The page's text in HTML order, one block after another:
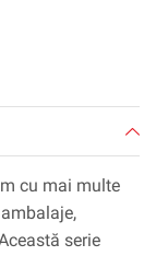
cu mai multe
serie